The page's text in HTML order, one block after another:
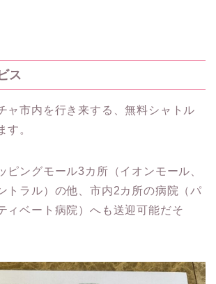
ス
ャ市内を行き来する、無料シャトル
す。
ピングモール3カ所（イオンモール、
トラル）の他、市内2カ所の病院（パ
ィベート病院）へも送迎可能だそ